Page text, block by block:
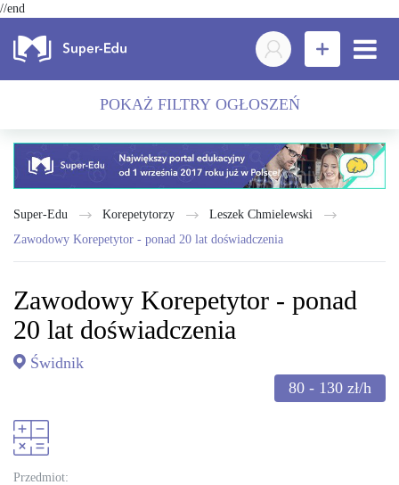
//end
POKAŻ FILTRY OGŁOSZEŃ
Super-Edu Korepetytorzy
Leszek Chmielewski
Zawodowy Korepetytor - ponad 20 lat doświadczenia
Zawodowy Korepetytor - ponad
20 lat doświadczenia
Świdnik
80 - 130 zł/h
Przedmiot: